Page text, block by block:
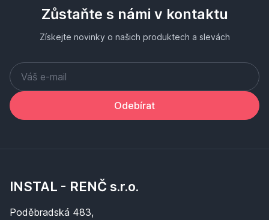
Zůstaňte s námi v kontaktu
Získejte novinky o našich produktech a slevách
Odebírat
INSTAL - RENČ s.r.o.
Poděbradská 483,